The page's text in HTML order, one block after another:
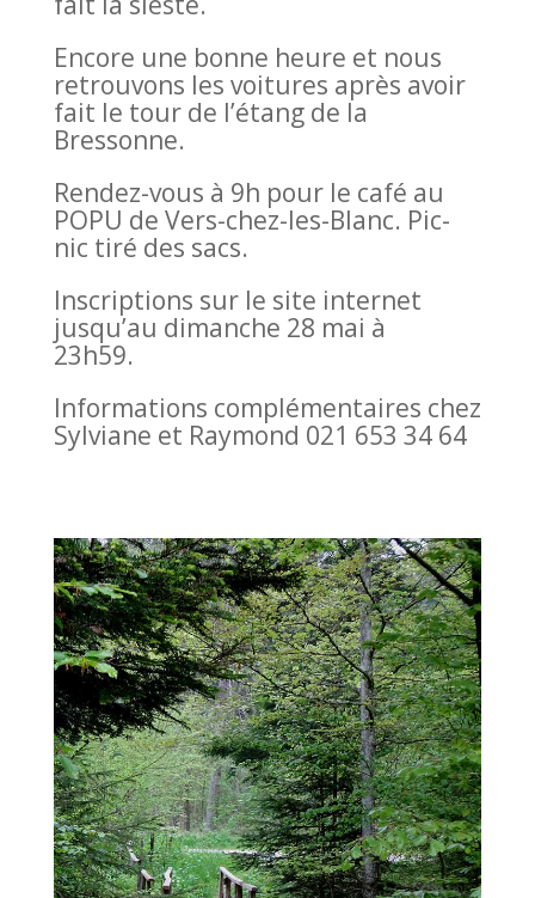
Encore une bonne heure et nous
retrouvons les voitures après avoir
fait le tour de l’étang de la
Bressonne.
Rendez-vous à 9h pour le café au
POPU de Vers-chez-les-Blanc. Pic-
nic tiré des sacs.
Inscriptions sur le site internet
jusqu’au dimanche 28 mai à
23h59.
Informations complémentaires chez
Sylviane et Raymond 021 653 34 64